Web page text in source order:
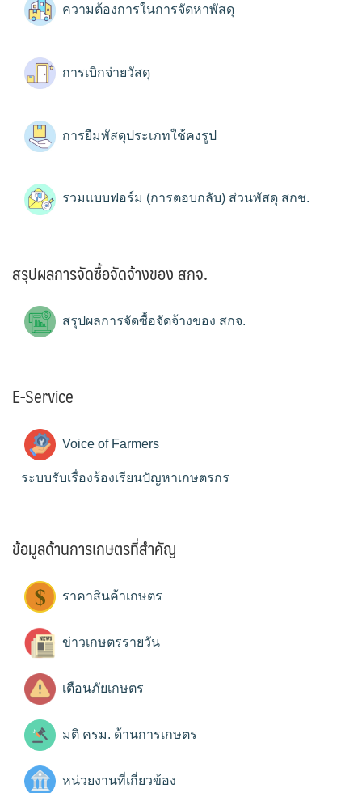
ความต้องการในการจัดหาพัสดุ
การเบิกจ่ายวัสดุ
การยืมพัสดุประเภทใช้คงรูป
รวมแบบฟอร์ม (การตอบกลับ) ส่วนพัสดุ สกช.
สรุปผลการจัดซื้อจัดจ้างของ สกจ.
สรุปผลการจัดซื้อจัดจ้างของ สกจ.
E-Service
Voice of Farmers
ระบบรับเรื่องร้องเรียนปัญหาเกษตรกร
ข้อมูลด้านการเกษตรที่สำคัญ
ราคาสินค้าเกษตร
ข่าวเกษตรรายวัน
เตือนภัยเกษตร
มติ ครม. ด้านการเกษตร
หน่วยงานที่เกี่ยวข้อง